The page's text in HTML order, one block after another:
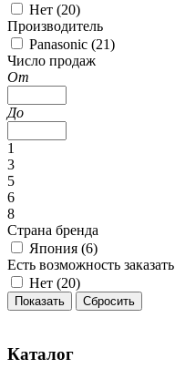
Нет (20)
Производитель
Panasonic (21)
Число продаж
От
До
1
3
5
6
8
Страна бренда
Япония (6)
Есть возможность заказать
Нет (20)
Каталог